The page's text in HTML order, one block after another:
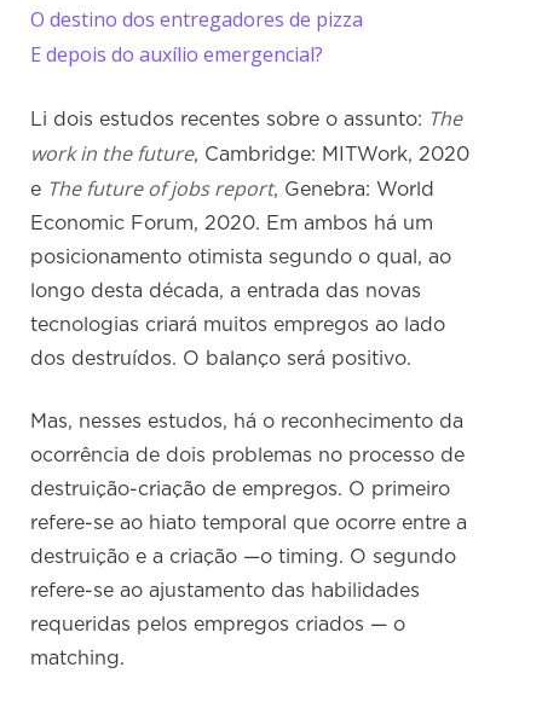
O destino dos entregadores de pizza
E depois do auxílio emergencial?
Li dois estudos recentes sobre o assunto: The
work in the future, Cambridge: MITWork, 2020
e The future of jobs report, Genebra: World
Economic Forum, 2020. Em ambos há um
posicionamento otimista segundo o qual, ao
longo desta década, a entrada das novas
tecnologias criará muitos empregos ao lado
dos destruídos. O balanço será positivo.
Mas, nesses estudos, há o reconhecimento da
ocorrência de dois problemas no processo de
destruição-criação de empregos. O primeiro
refere-se ao hiato temporal que ocorre entre a
destruição e a criação —o timing. O segundo
refere-se ao ajustamento das habilidades
requeridas pelos empregos criados — o
matching.